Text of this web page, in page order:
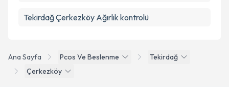
Ana Sayfa Pcos Ve Beslenme
Tekirdağ
Çerkezköy
Tekirdağ Çerkezköy Ağırlık kontrolü